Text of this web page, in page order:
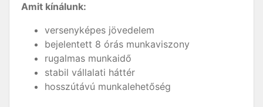
Amit kínálunk:
versenyképes jövedelem
bejelentett 8 órás munkaviszony
rugalmas munkaidő
stabil vállalati háttér
hosszútávú munkalehetőség